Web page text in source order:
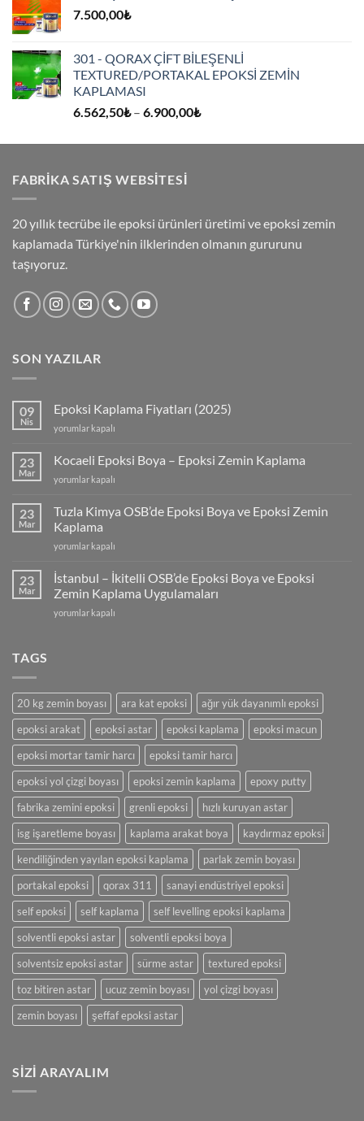
7.500,00₺
301 - QORAX ÇİFT BİLEŞENLİ
TEXTURED/PORTAKAL EPOKSİ ZEMİN
KAPLAMASI
6.562,50₺ – 6.900,00₺Fiyat
6.562,50₺
FABRİKA SATIŞ WEBSİTESİ
20 yıllık tecrübe ile epoksi ürünleri üretimi ve epoksi zemin
kaplamada Türkiye'nin ilklerinden olmanın gururunu
taşıyoruz.
SON YAZILAR
09
Nis
Epoksi Kaplama Fiyatları (2025)
Epoksi
Fiyatları
(2025)
için
yorumlar kapalı
23
Mar
Kocaeli Epoksi Boya – Epoksi Zemin Kaplama
Kocaeli
Boya
–
Epoksi
Zemin
için
yorumlar kapalı
23
Mar
Tuzla Kimya OSB’de Epoksi Boya ve Epoksi Zemin
Kaplama
Tuzla
OSB’de
Epoksi
Boya
ve
yorumlar kapalı
23
Mar
İstanbul – İkitelli OSB’de Epoksi Boya ve Epoksi
Zemin Kaplama Uygulamaları
İstanbul
ve
Epoksi
Zemin
Kaplama
Uygulamaları
için
yorumlar kapalı
TAGS
20 kg zemin boyası ara kat epoksi
ağır yük dayanımlı epoksi
epoksi arakat
epoksi astar epoksi kaplama
epoksi macun
epoksi mortar tamir harcı
epoksi tamir harcı
epoksi yol çizgi boyası
epoksi zemin kaplama
epoxy putty
fabrika zemini epoksi
grenli epoksi
hızlı kuruyan astar
isg işaretleme boyası
kaplama arakat boya
kaydırmaz epoksi
kendiliğinden yayılan epoksi kaplama
parlak zemin boyası
portakal epoksi
qorax 311
sanayi endüstriyel epoksi
self epoksi
self kaplama
self levelling epoksi kaplama
solventli epoksi astar
solventli epoksi boya
solventsiz epoksi astar
sürme astar
textured epoksi
toz bitiren astar
ucuz zemin boyası
yol çizgi boyası
zemin boyası
şeffaf epoksi astar
SIZI ARAYALIM